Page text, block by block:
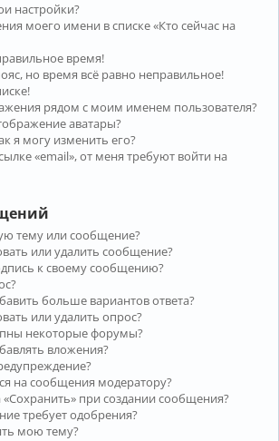
настройки?
моего имени в списке «Кто сейчас на
время!
но время всё равно неправильное!
рядом с моим именем пользователя?
аватары?
я могу изменить его?
«email», от меня требуют войти на
тему или сообщение?
или удалить сообщение?
к своему сообщению?
больше вариантов ответа?
или удалить опрос?
некоторые форумы?
вложения?
на сообщения модератору?
«Сохранить» при создании сообщения?
требует одобрения?
мою тему?